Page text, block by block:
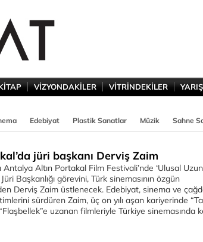
VİZYONDAKİLER VİTRİNDEKİLER
Edebiyat Plastik Sanatlar Müzik Sahne
jüri başkanı Derviş Zaim
Antalya Altın Portakal Film Festivali’nde ‘Ulusal
Jüri Başkanlığı görevini, Türk sinemasının özgün
Derviş Zaim üstlenecek. Edebiyat, sinema ve
sürdüren Zaim, üç on yılı aşan kariyerinde
uzanan filmleriyle Türkiye sinemasında